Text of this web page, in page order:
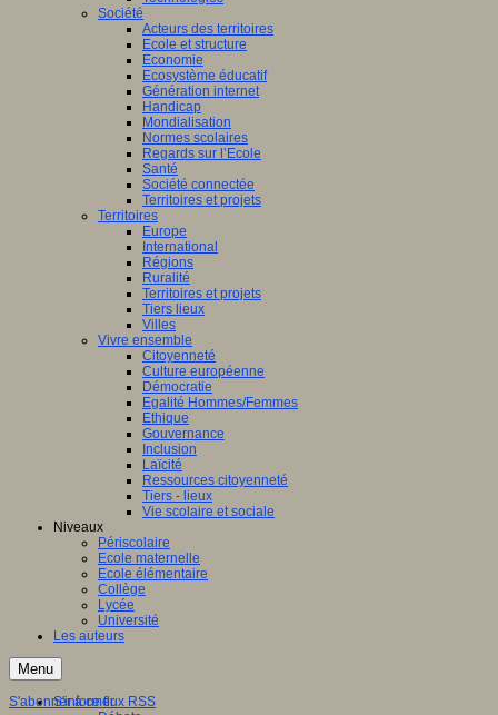
Société
Acteurs des territoires
Ecole et structure
Economie
Ecosystème éducatif
Génération internet
Handicap
Mondialisation
Normes scolaires
Regards sur l’Ecole
Santé
Société connectée
Territoires et projets
Territoires
Europe
International
Régions
Ruralité
Territoires et projets
Tiers lieux
Villes
Vivre ensemble
Citoyenneté
Culture européenne
Démocratie
Egalité Hommes/Femmes
Ethique
Gouvernance
Inclusion
Laïcité
Ressources citoyenneté
Tiers - lieux
Vie scolaire et sociale
Niveaux
Périscolaire
Ecole maternelle
Ecole élémentaire
Collège
Lycée
Université
Les auteurs
Menu
S'informer
S'abonner à ce flux RSS